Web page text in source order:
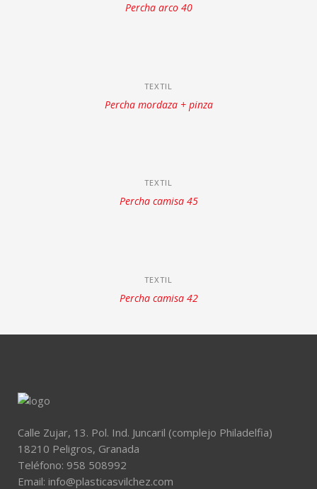
Percha arco 40
TEXTIL
Percha mordaza + pinza
TEXTIL
Percha camisa 45
TEXTIL
Percha camisa 42
Calle Zujar, 13. Pol. Ind. Juncaril (complejo Philadelfia)
18210 Peligros, Granada
Teléfono: 958 508992
Email: info@plasticasvilchez.com